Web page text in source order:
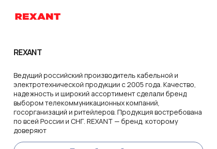
REXANT
Ведущий российский производитель кабельной и
электротехнической продукции с 2005 года. Качество,
надежность и широкий ассортимент сделали бренд
выбором телекоммуникационных компаний,
госорганизаций и ритейлеров. Продукция востребована
по всей России и СНГ. REXANT — бренд, которому
доверяют